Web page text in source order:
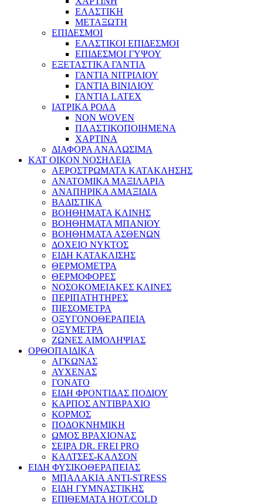
ΕΛΑΣΤΙΚΗ
ΜΕΤΑΞΩΤΗ
ΕΠΙΔΕΣΜΟΙ
ΕΛΑΣΤΙΚΟΙ ΕΠΙΔΕΣΜΟΙ
ΕΠΙΔΕΣΜΟΙ ΓΥΨΟΥ
ΕΞΕΤΑΣΤΙΚΑ ΓΑΝΤΙΑ
ΓΑΝΤΙΑ ΝΙΤΡΙΛΙΟΥ
ΓΑΝΤΙΑ ΒΙΝΙΛΙΟΥ
ΓΑΝΤΙΑ LATEX
ΙΑΤΡΙΚΑ ΡΟΛΑ
NON WOVEN
ΠΛΑΣΤΙΚΟΠΟΙΗΜΕΝΑ
ΧΑΡΤΙΝΑ
ΔΙΑΦΟΡΑ ΑΝΑΛΩΣΙΜΑ
ΚΑΤ ΟΙΚΟΝ ΝΟΣΗΛΕΙΑ
ΑΕΡΟΣΤΡΩΜΑΤΑ ΚΑΤΑΚΛΗΣΗΣ
ΑΝΑΤΟΜΙΚΑ ΜΑΞΙΛΑΡΙΑ
ΑΝΑΠΗΡΙΚΑ ΑΜΑΞΙΔΙΑ
ΒΑΔΙΣΤΙΚΑ
ΒΟΗΘΗΜΑΤΑ ΚΛΙΝΗΣ
ΒΟΗΘΗΜΑΤΑ ΜΠΑΝΙΟΥ
ΒΟΗΘΗΜΑΤΑ ΑΣΘΕΝΩΝ
ΔΟΧΕΙΟ ΝΥΚΤΟΣ
ΕΙΔΗ ΚΑΤΑΚΛΙΣΗΣ
ΘΕΡΜΟΜΕΤΡΑ
ΘΕΡΜΟΦΟΡΕΣ
ΝΟΣΟΚΟΜΕΙΑΚΕΣ ΚΛΙΝΕΣ
ΠΕΡΙΠΑΤΗΤΗΡΕΣ
ΠΙΕΣΟΜΕΤΡΑ
ΟΞΥΓΟΝΟΘΕΡΑΠΕΙΑ
ΟΞΥΜΕΤΡΑ
ΖΩΝΕΣ ΑΙΜΟΛΗΨΙΑΣ
ΟΡΘΟΠΑΙΔΙΚΑ
ΑΓΚΩΝΑΣ
ΑΥΧΕΝΑΣ
ΓΟΝΑΤΟ
ΕΙΔΗ ΦΡΟΝΤΙΔΑΣ ΠΟΔΙΟΥ
ΚΑΡΠΟΣ ΑΝΤΙΒΡΑΧΙΟ
ΚΟΡΜΟΣ
ΠΟΔΟΚΝΗΜΙΚΗ
ΩΜΟΣ ΒΡΑΧΙΟΝΑΣ
ΣΕΙΡΑ DR. FREI PRO
ΚΑΛΤΣΕΣ-ΚΑΛΣΟΝ
ΕΙΔΗ ΦΥΣΙΚΟΘΕΡΑΠΕΙΑΣ
ΜΠΑΛΑΚΙΑ ANTI-STRESS
ΕΙΔΗ ΓΥΜΝΑΣΤΙΚΗΣ
ΕΠΙΘΕΜΑΤΑ HOT/COLD